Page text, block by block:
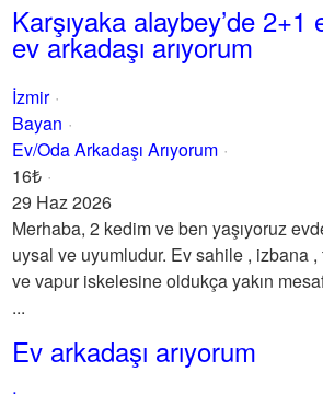
Karşıyaka alaybey’de 2+1
ev arkadaşı arıyorum
İzmir
Bayan
Ev/Oda Arkadaşı Arıyorum
16₺
29 Haz 2026
Merhaba, 2 kedim ve ben yaşıyoruz
uysal ve uyumludur. Ev sahile , izbana
ve vapur iskelesine oldukça yakın
...
Ev arkadaşı arıyorum